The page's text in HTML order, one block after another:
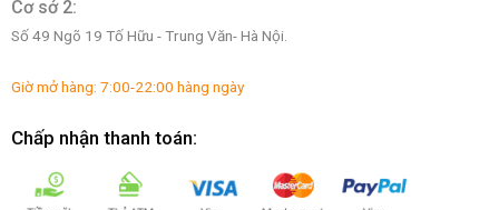
Cơ sở 2:
Số 49 Ngõ 19 Tố Hữu - Trung Văn- Hà Nội.
Giờ mở hàng: 7:00-22:00 hàng ngày
Chấp nhận thanh toán: